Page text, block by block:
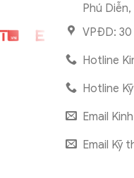
Phú Diễn,
VPĐD:
Hotline
Hotline
Email
Email Kỹ